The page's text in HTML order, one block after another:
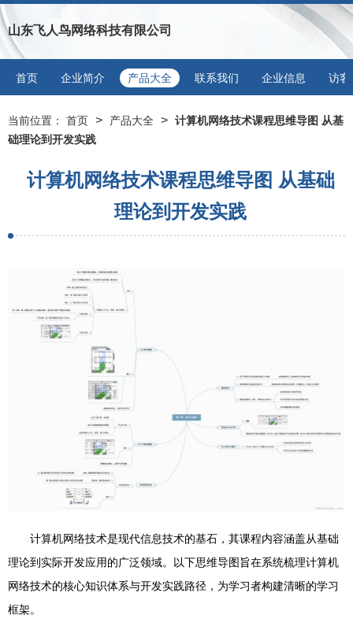
山东飞人鸟网络科技有限公司
首页 企业简介 产品大全 联系我们 企业信息 访客
当前位置： 首页 > 产品大全 > 计算机网络技术课程思维导图 从基
础理论到开发实践
计算机网络技术课程思维导图 从基础
理论到开发实践
计算机网络技术是现代信息技术的基石，其课程内容涵盖从基础
理论到实际开发应用的广泛领域。以下思维导图旨在系统梳理计算机
网络技术的核心知识体系与开发实践路径，为学习者构建清晰的学习
框架。